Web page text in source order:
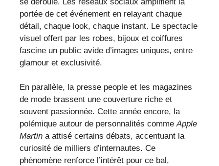
portée de cet événement en relayant chaque
détail, chaque look, chaque instant. Le spectacle
visuel offert par les robes, bijoux et coiffures
fascine un public avide d’images uniques, entre
glamour et exclusivité.
En parallèle, la presse people et les magazines
de mode brassent une couverture riche et
souvent passionnée. Cette année encore, la
polémique autour de personnalités commeApple
Martin a attisé certains débats, accentuant la
curiosité de milliers d’internautes. Ce
phénomène renforce l’intérêt pour ce bal,